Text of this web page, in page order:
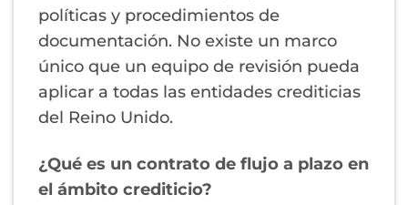
políticas y procedimientos de
documentación. No existe un marco
único que un equipo de revisión pueda
aplicar a todas las entidades crediticias
del Reino Unido.
¿Qué es un contrato de flujo a plazo en
el ámbito crediticio?